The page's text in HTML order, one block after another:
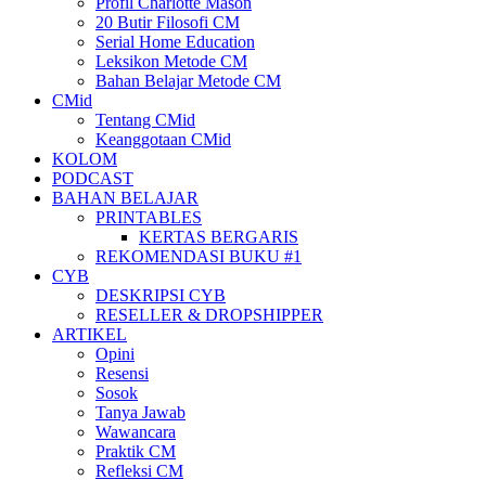
20 Butir Filosofi CM
Serial Home Education
Leksikon Metode CM
Bahan Belajar Metode CM
CMid
Tentang CMid
Keanggotaan CMid
KOLOM
PODCAST
BAHAN BELAJAR
PRINTABLES
KERTAS BERGARIS
REKOMENDASI BUKU #1
CYB
DESKRIPSI CYB
RESELLER & DROPSHIPPER
ARTIKEL
Opini
Resensi
Sosok
Tanya Jawab
Wawancara
Praktik CM
Refleksi CM